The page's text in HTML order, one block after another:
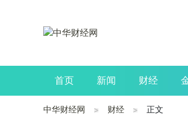
首页 新闻 财经
公司 生活 读书
中华财经网 财经 正文